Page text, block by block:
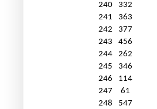
240
332
241
363
242
377
243
456
244
262
245
346
246
114
247
61
248
547